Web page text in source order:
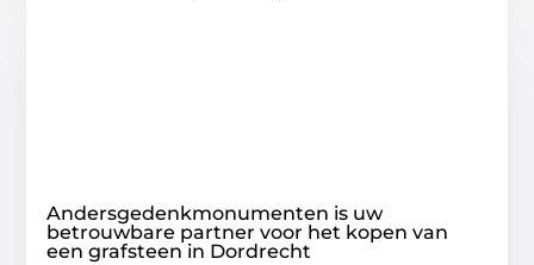
Andersgedenkmonumenten is uw
betrouwbare partner voor het kopen van
een grafsteen in Dordrecht